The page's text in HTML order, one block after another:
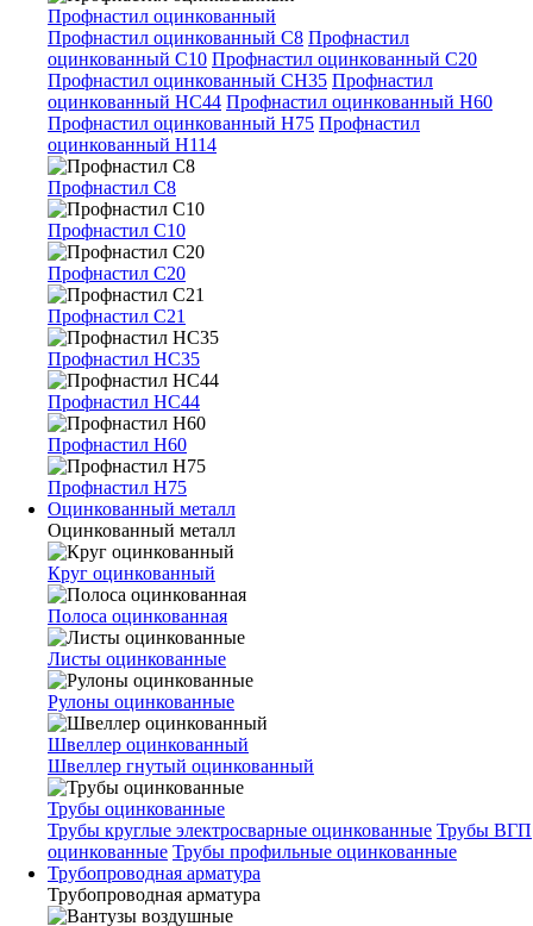
Профнастил оцинкованный
Профнастил оцинкованный С8 Профнастил
оцинкованный С10 Профнастил оцинкованный С20
Профнастил оцинкованный СН35 Профнастил
оцинкованный НС44 Профнастил оцинкованный Н60
Профнастил оцинкованный Н75 Профнастил
оцинкованный Н114
Профнастил С8
Профнастил С10
Профнастил С20
Профнастил С21
Профнастил НС35
Профнастил НС44
Профнастил Н60
Профнастил Н75
Оцинкованный металл
Оцинкованный металл
Круг оцинкованный
Полоса оцинкованная
Листы оцинкованные
Рулоны оцинкованные
Швеллер оцинкованный
Швеллер гнутый оцинкованный
Трубы оцинкованные
Трубы круглые электросварные оцинкованные Трубы ВГП
оцинкованные Трубы профильные оцинкованные
Трубопроводная арматура
Трубопроводная арматура